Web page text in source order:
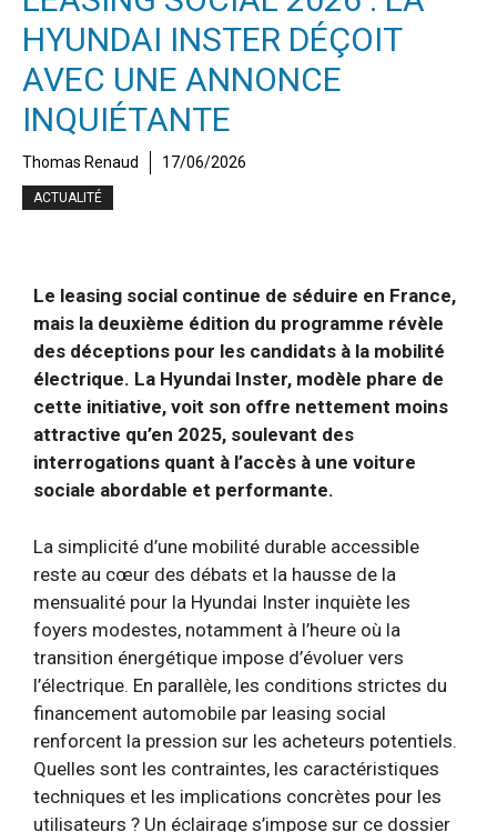
HYUNDAI INSTER DÉÇOIT
AVEC UNE ANNONCE
INQUIÉTANTE
Thomas Renaud 17/06/2026
ACTUALITÉ
Le leasing social continue de séduire en France,
mais la deuxième édition du programme révèle
des déceptions pour les candidats à la mobilité
électrique. La Hyundai Inster, modèle phare de
cette initiative, voit son offre nettement moins
attractive qu’en 2025, soulevant des
interrogations quant à l’accès à une voiture
sociale abordable et performante.
La simplicité d’une mobilité durable accessible
reste au cœur des débats et la hausse de la
mensualité pour la Hyundai Inster inquiète les
foyers modestes, notamment à l’heure où la
transition énergétique impose d’évoluer vers
l’électrique. En parallèle, les conditions strictes du
financement automobile par leasing social
renforcent la pression sur les acheteurs potentiels.
Quelles sont les contraintes, les caractéristiques
techniques et les implications concrètes pour les
utilisateurs ? Un éclairage s’impose sur ce dossier